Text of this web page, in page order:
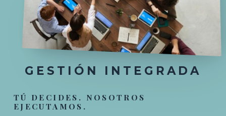
GESTIÓN INTEGRADA
TÚ DECIDES. NOSOTROS
EJECUTAMOS.